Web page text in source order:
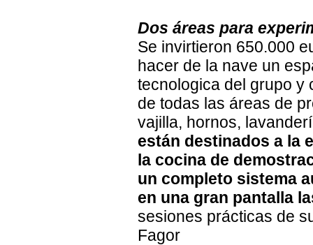
Dos áreas para
Se invirtieron 650.000
hacer de la nave un
tecnologica del grupo y
de todas las áreas de
vajilla, hornos,
están destinados a la
la cocina de
un completo sistema
en una gran pantalla
sesiones prácticas de
Fagor